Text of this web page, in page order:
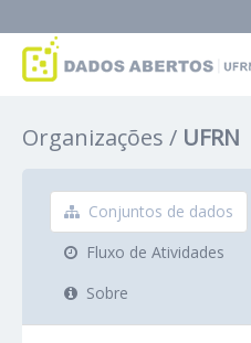
Grupos
Sobre
Organizações UFRN
Conjuntos de dados
Fluxo de Atividades
Sobre